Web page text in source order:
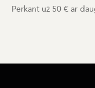
Perkant už 50 € ar